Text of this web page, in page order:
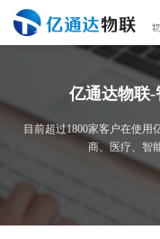
亿通达物联
目前超过1800家客户在使
商、医疗、智